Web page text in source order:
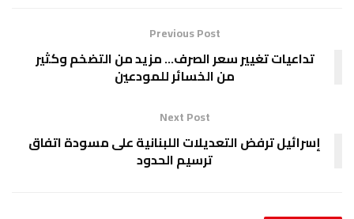
Previous Post
تداعيات تغيير سعر الصرف… مزيد من التضخم وكثير
من الخسائر للمودعين
Next Post
إسرائيل ترفض التعديلات اللبنانية على مسودة اتفاق
ترسيم الحدود